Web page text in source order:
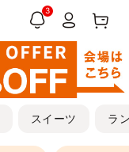
3
スイーツ ラ